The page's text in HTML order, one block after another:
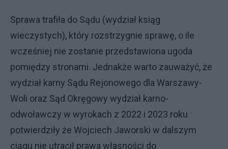
Sprawa trafiła do Sądu (wydział ksiąg
wieczystych), który rozstrzygnie sprawę, o ile
wcześniej nie zostanie przedstawiona ugoda
pomiędzy stronami. Jednakże warto zauważyć, że
wydział karny Sądu Rejonowego dla Warszawy-
Woli oraz Sąd Okręgowy wydział karno-
odwoławczy w wyrokach z 2022 i 2023 roku
potwierdziły że Wojciech Jaworski w dalszym
ciągu nie utracił prawa własności do